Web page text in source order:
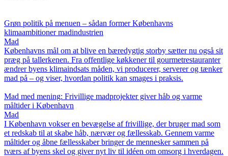
Grøn politik på menuen – sådan former Københavns
klimaambitioner madindustrien
Mad
Københavns mål om at blive en bæredygtig storby sætter nu også sit
præg på tallerkenen. Fra offentlige køkkener til gourmetrestauranter
ændrer byens klimaindsats måden, vi producerer, serverer og tænker
mad på – og viser, hvordan politik kan smages i praksis.
Mad med mening: Frivillige madprojekter giver håb og varme
måltider i København
Mad
I København vokser en bevægelse af frivillige, der bruger mad som
et redskab til at skabe håb, nærvær og fællesskab. Gennem varme
måltider og åbne fællesskaber bringer de mennesker sammen på
tværs af byens skel og giver nyt liv til idéen om omsorg i hverdagen.